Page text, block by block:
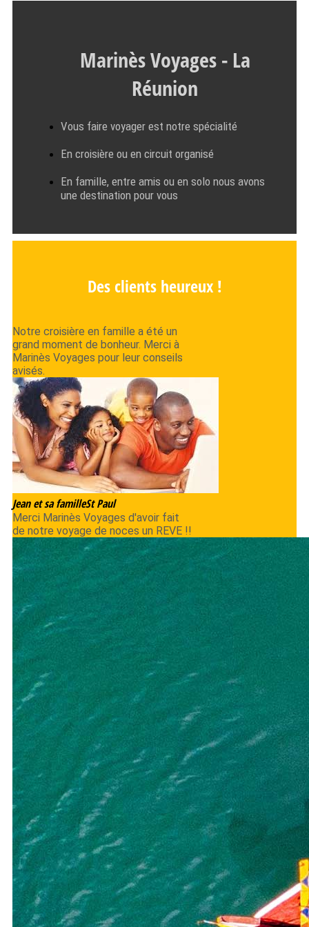
Marinès Voyages - La
Réunion
Vous faire voyager est notre spécialité
En croisière ou en circuit organisé
En famille, entre amis ou en solo nous avons
une destination pour vous
Des clients heureux !
Notre croisière en famille a été un
grand moment de bonheur. Merci à
Marinès Voyages pour leur conseils
avisés.
Jean et sa familleSt Paul
Merci Marinès Voyages d'avoir fait
de notre voyage de noces un REVE !!